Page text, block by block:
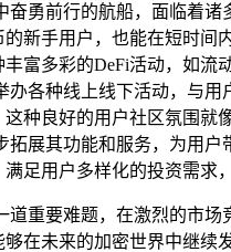
勇前行的航船，面临着
新手用户，也能在短时间
富多彩的DeFi活动，如流
各种线上线下活动，与
种良好的用户社区氛围就
展其功能和服务，为用
足用户多样化的投资需求
重要难题，在激烈的市
在未来的加密世界中继续